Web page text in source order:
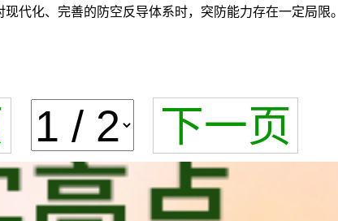
代化、完善的防空反导体系时，突防能力存在一定局限。
下一页